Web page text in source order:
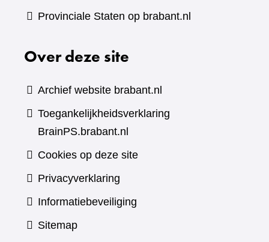
Provinciale Staten op brabant.nl
Over deze site
Archief website brabant.nl
Toegankelijkheidsverklaring
BrainPS.brabant.nl
Cookies op deze site
Privacyverklaring
Informatiebeveiliging
Sitemap